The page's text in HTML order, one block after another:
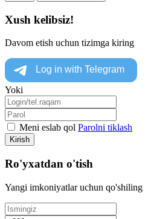
Xush kelibsiz!
Davom etish uchun tizimga kiring
Yoki
Meni eslab qol Parolni tiklash
Kirish
Ro'yxatdan o'tish
Yangi imkoniyatlar uchun qo'shiling